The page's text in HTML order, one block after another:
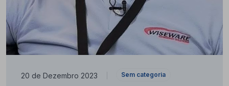
20 de Dezembro 2023 Sem categoria